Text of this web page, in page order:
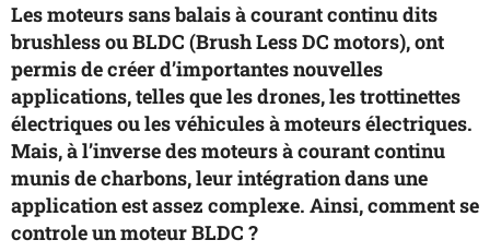
Les moteurs sans balais à courant continu dits
brushless ou BLDC (Brush Less DC motors), ont
permis de créer d’importantes nouvelles
applications, telles que les drones, les trottinettes
électriques ou les véhicules à moteurs électriques.
Mais, à l’inverse des moteurs à courant continu
munis de charbons, leur intégration dans une
application est assez complexe. Ainsi, comment se
controle un moteur BLDC ?